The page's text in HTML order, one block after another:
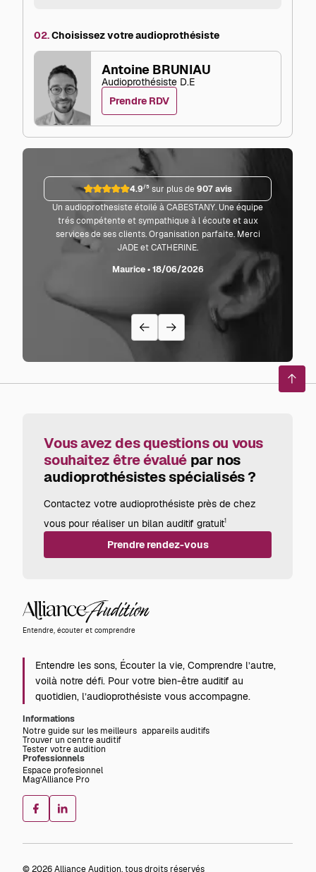
02.Choisissez votre audioprothésiste
Antoine BRUNIAU
Audioprothésiste D.E
Prendre RDV
4.9/5sur plus de907 avis
Un audioprothesiste étoilé à CABESTANY. Une équipe
trés compétente et sympathique à l écoute et aux
services de ses clients. Organisation parfaite. Merci
JADE et CATHERINE.
Maurice • 18/06/2026
en
Vous avez des questions ou vous
souhaitez être évalué par nos
audioprothésistes spécialisés ?
Contactez votre audioprothésiste près de chez
vous pour réaliser un bilan auditif gratuit1
Prendre rendez-vous
Audition
Entendre, écouter et comprendre
Entendre les sons, Écouter la vie, Comprendre l’autre,
voilà notre défi. Pour votre bien-être auditif au
quotidien, l’audioprothésiste vous accompagne.
Informations
Notre guide sur les meilleurs appareils auditifs
Trouver un centre auditif
Tester votre audition
Professionnels
Espace profesionnel
Mag’Alliance Pro
© 2026 Alliance Audition, tous droits réservés